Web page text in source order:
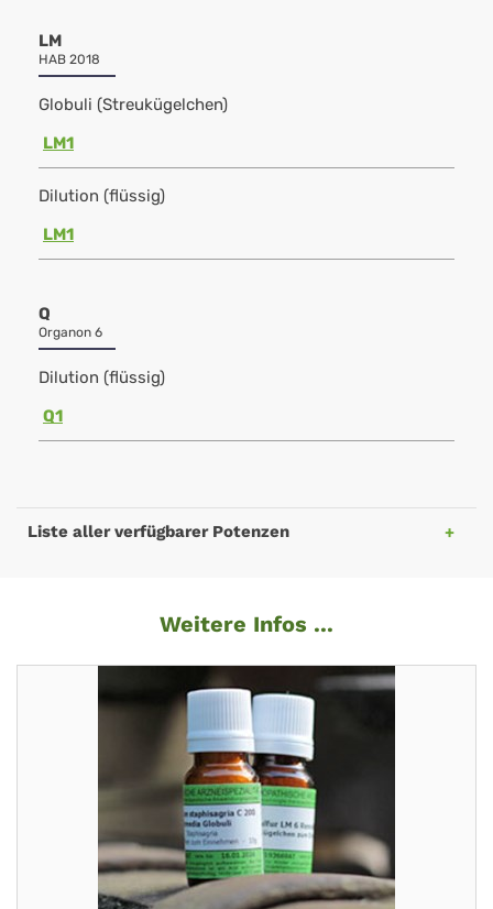
LM
HAB 2018
Globuli (Streukügelchen)
LM1
Dilution (flüssig)
LM1
Q
Organon 6
Dilution (flüssig)
Q1
Liste aller verfügbarer Potenzen
Weitere Infos ...